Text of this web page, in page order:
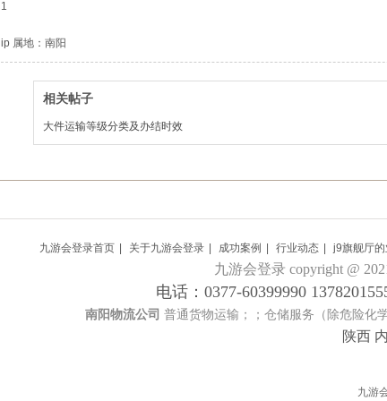
1
ip 属地：南阳
相关帖子
大件运输等级分类及办结时效
九游会登录首页 关于九游会登录 成功案例 行业动态 j9旗舰厅的
九游会登录 copyright @
电话：0377-60399990
南阳物流公司 普通货物运输；；仓储服务（除危险化
陕西
九游